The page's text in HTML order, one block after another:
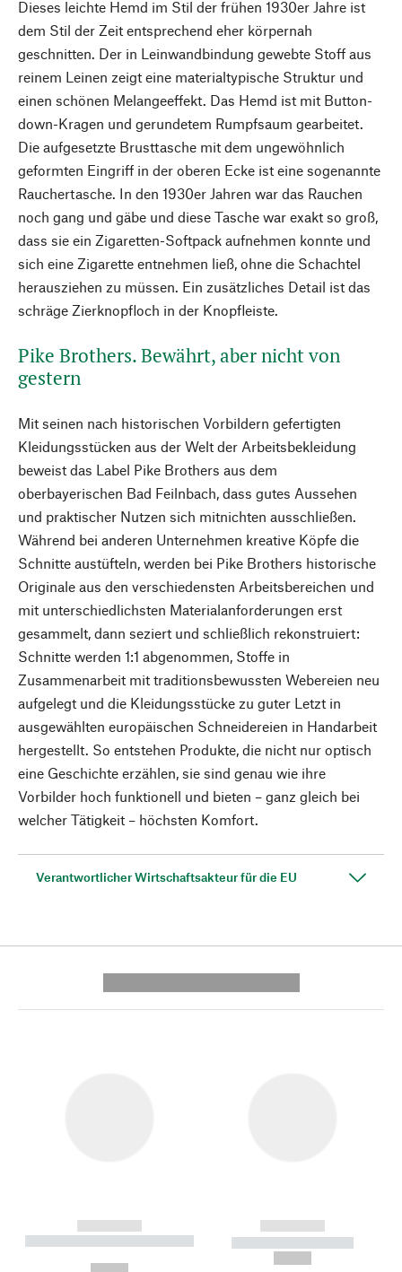
Dieses leichte Hemd im Stil der frühen 1930er Jahre ist
dem Stil der Zeit entsprechend eher körpernah
geschnitten. Der in Leinwandbindung gewebte Stoff aus
reinem Leinen zeigt eine materialtypische Struktur und
einen schönen Melangeeffekt. Das Hemd ist mit Button-
down-Kragen und gerundetem Rumpfsaum gearbeitet.
Die aufgesetzte Brusttasche mit dem ungewöhnlich
geformten Eingriff in der oberen Ecke ist eine sogenannte
Rauchertasche. In den 1930er Jahren war das Rauchen
noch gang und gäbe und diese Tasche war exakt so groß,
dass sie ein Zigaretten-Softpack aufnehmen konnte und
sich eine Zigarette entnehmen ließ, ohne die Schachtel
herausziehen zu müssen. Ein zusätzliches Detail ist das
schräge Zierknopfloch in der Knopfleiste.
Pike Brothers. Bewährt, aber nicht von
gestern
Mit seinen nach historischen Vorbildern gefertigten
Kleidungsstücken aus der Welt der Arbeitsbekleidung
beweist das Label Pike Brothers aus dem
oberbayerischen Bad Feilnbach, dass gutes Aussehen
und praktischer Nutzen sich mitnichten ausschließen.
Während bei anderen Unternehmen kreative Köpfe die
Schnitte austüfteln, werden bei Pike Brothers historische
Originale aus den verschiedensten Arbeitsbereichen und
mit unterschiedlichsten Materialanforderungen erst
gesammelt, dann seziert und schließlich rekonstruiert:
Schnitte werden 1:1 abgenommen, Stoffe in
Zusammenarbeit mit traditionsbewussten Webereien neu
aufgelegt und die Kleidungsstücke zu guter Letzt in
ausgewählten europäischen Schneidereien in Handarbeit
hergestellt. So entstehen Produkte, die nicht nur optisch
eine Geschichte erzählen, sie sind genau wie ihre
Vorbilder hoch funktionell und bieten – ganz gleich bei
welcher Tätigkeit – höchsten Komfort.
Verantwortlicher Wirtschaftsakteur für die EU
------------
----------- ----------- --------
------------
----------- -----------